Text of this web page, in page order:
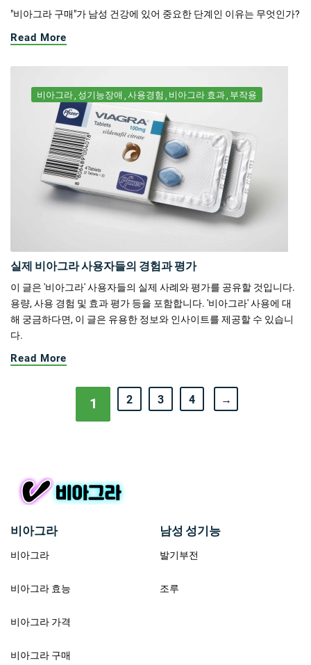
"비아그라 구매"가 남성 건강에 있어 중요한 단계인 이유는 무엇인가?
Read More
비아그라 성기능장애 사용경험 비아그라 효과 부작용
실제 비아그라 사용자들의 경험과 평가
이 글은 '비아그라' 사용자들의 실제 사례와 평가를 공유할 것입니다.
용량, 사용 경험 및 효과 평가 등을 포함합니다. '비아그라' 사용에 대
해 궁금하다면, 이 글은 유용한 정보와 인사이트를 제공할 수 있습니
다.
Read More
1 2 3 4 →
비아그라
비아그라
비아그라 효능
비아그라 가격
비아그라 구매
남성 성기능
발기부전
조루